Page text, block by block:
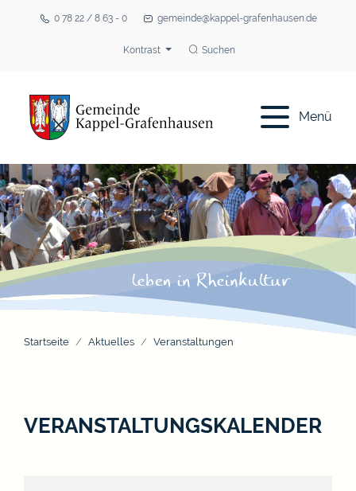
0 78 22 / 8 63 - 0 gemeinde@kappel-grafenhausen.de
Kontrast Suchen
Menü
Startseite Aktuelles Veranstaltungen
VERANSTALTUNGSKALENDER